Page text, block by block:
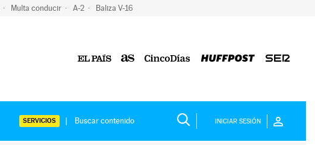
Multa conducir A-2 Baliza V-16
SERVICIOS INICIAR SESIÓN